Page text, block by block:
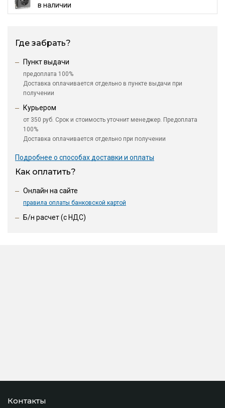
в наличии
Где забрать?
Пункт выдачи
предоплата 100%
Доставка оплачивается отдельно в пункте выдачи при
получении
Курьером
от 350 руб. Срок и стоимость уточнит менеджер. Предоплата
100%
Доставка оплачивается отдельно при получении
Подробнее о способах доставки и оплаты
Как оплатить?
Онлайн на сайте
правила оплаты банковской картой
Б/н расчет (c НДС)
Контакты